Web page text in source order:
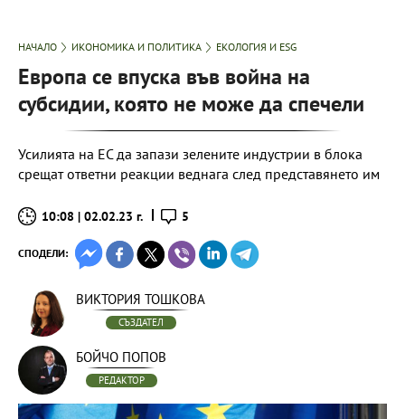
НАЧАЛО ИКОНОМИКА И ПОЛИТИКА ЕКОЛОГИЯ И ESG
Европа се впуска във война на
субсидии, която не може да спечели
Усилията на ЕС да запази зелените индустрии в блока
срещат ответни реакции веднага след представянето им
10:08 | 02.02.23 г. 5
СПОДЕЛИ:
ВИКТОРИЯ ТОШКОВА
СЪЗДАТЕЛ
БОЙЧО ПОПОВ
РЕДАКТОР